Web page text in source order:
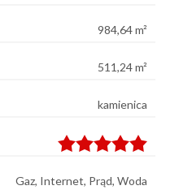
984,64 m²
511,24 m²
kamienica
Gaz, Internet, Prąd, Woda